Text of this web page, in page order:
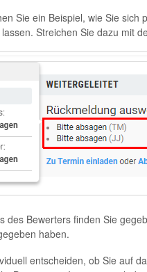
Sie ein Beispiel, wie Sie
Streichen Sie dazu mit
des Bewerters finden Sie
haben.
entscheiden, ob Sie auf